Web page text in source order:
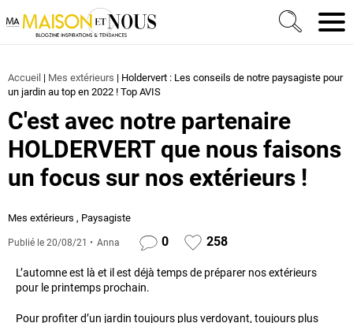
Ma Maison et Nous Construction, rénovation &
Accueil | Mes extérieurs | Holdervert : Les conseils de notre paysagiste pour
un jardin au top en 2022 ! Top AVIS
C'est avec notre partenaire
HOLDERVERT que nous faisons
un focus sur nos extérieurs !
Mes extérieurs , Paysagiste
Publié le 20/08/21 Anna 0 258
L’automne est là et il est déjà temps de préparer nos extérieurs
pour le printemps prochain.
Pour profiter d’un jardin toujours plus verdoyant, toujours plus